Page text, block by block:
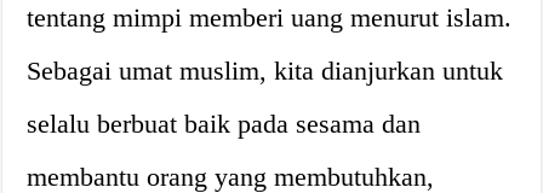
tentang mimpi memberi uang menurut islam.
Sebagai umat muslim, kita dianjurkan untuk
selalu berbuat baik pada sesama dan
membantu orang yang membutuhkan,